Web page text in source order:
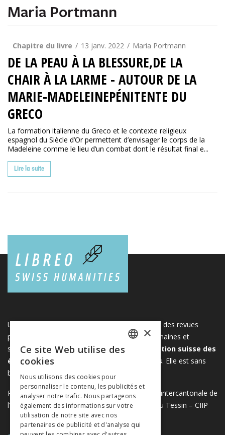
Maria Portmann
Chapitre du livre 13 janv. 2022 Maria Portmann
DE LA PEAU À LA BLESSURE,DE LA
CHAIR À LA LARME - AUTOUR DE LA
MARIE-MADELEINEPÉNITENTE DU
GRECO
La formation italienne du Greco et le contexte religieux
espagnol du Siècle d’Or permettent d’envisager le corps de la
Madeleine comme le lieu d’un combat dont le résultat final e...
Lire la suite
Une plateforme unique regroupant des livres et des revues
publiés par les éditeurs suisses de sciences humaines et
sociales. Libreo.ch est la propriété de l'
Association suisse des
éditeurs de sciences sociales et humaines. Elle est sans
but lucratif.www.editeurssuisses.ch
Projet réalisé avec le soutien de la Conférence intercantonale de
l’instruction publique de la Suisse romande et du Tessin – CIIP
ITALIAN
×
Ce site Web utilise des
cookies
Nous utilisons des cookies pour
personnaliser le contenu, les publicités et
analyser notre trafic. Nous partageons
également des informations sur votre
utilisation de notre site avec nos
partenaires de publicité et d'analyse qui